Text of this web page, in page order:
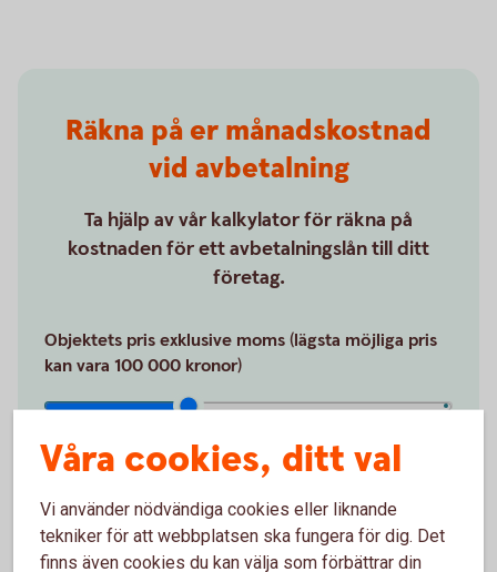
Räkna på er månadskostnad
vid avbetalning
Ta hjälp av vår kalkylator för räkna på
kostnaden för ett avbetalningslån till ditt
företag.
Objektets pris exklusive moms (lägsta möjliga pris
kan vara 100 000 kronor)
100 000 kr 5 000 000 kr
Årsmodell
2026
Våra cookies, ditt val
Vi använder nödvändiga cookies eller liknande
tekniker för att webbplatsen ska fungera för dig. Det
finns även cookies du kan välja som förbättrar din